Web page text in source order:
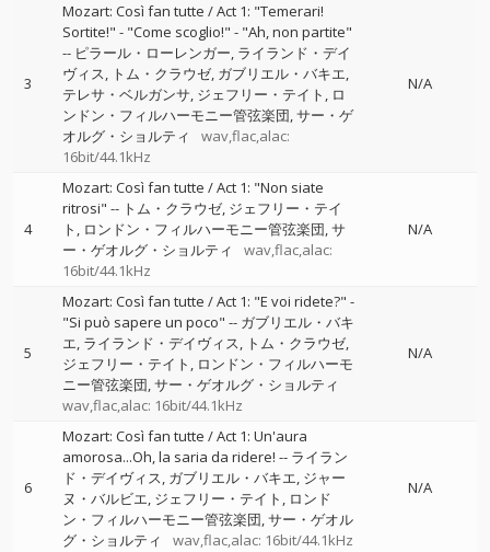
3
Mozart: Così fan tutte / Act 1: "Temerari!
Sortite!" - "Come scoglio!" - "Ah, non partite"
-- ピラール・ローレンガー ライランド・デイ
ヴィス
トム・クラウゼ ガブリエル・バキエ
テレサ・ベルガンサ ジェフリー・テイト
ロ
ンドン・フィルハーモニー管弦楽団 サー・ゲ
オルグ・ショルティ
wav,flac,alac:
16bit/44.1kHz
N/A
4
Mozart: Così fan tutte / Act 1: "Non siate
ritrosi" -- トム・クラウゼ ジェフリー・テイ
ト
ロンドン・フィルハーモニー管弦楽団 サ
ー・ゲオルグ・ショルティ
wav,flac,alac:
16bit/44.1kHz
N/A
5
Mozart: Così fan tutte / Act 1: "E voi ridete?" -
"Si può sapere un poco" -- ガブリエル・バキ
エ ライランド・デイヴィス
トム・クラウゼ
ジェフリー・テイト
ロンドン・フィルハーモ
ニー管弦楽団 サー・ゲオルグ・ショルティ
wav,flac,alac: 16bit/44.1kHz
N/A
6
Mozart: Così fan tutte / Act 1: Un'aura
amorosa...Oh, la saria da ridere! -- ライラン
ド・デイヴィス ガブリエル・バキエ ジャー
ヌ・バルビエ ジェフリー・テイト
ロンド
ン・フィルハーモニー管弦楽団 サー・ゲオル
グ・ショルティ
wav,flac,alac: 16bit/44.1kHz
N/A